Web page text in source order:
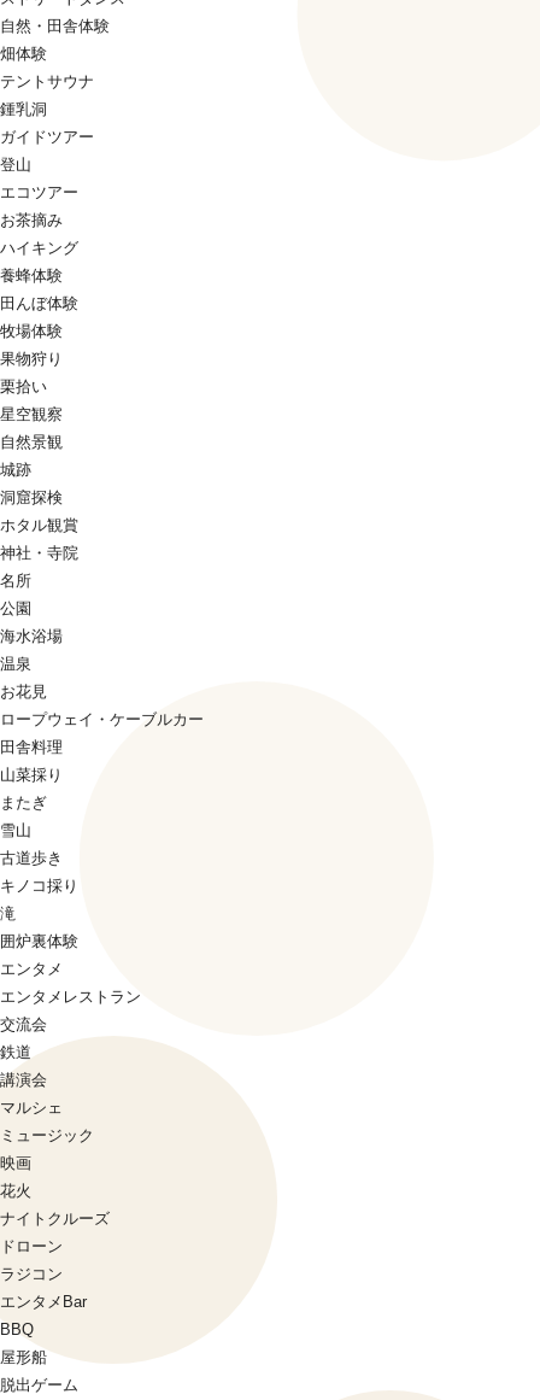
自然・田舎体験
畑体験
テントサウナ
鍾乳洞
ガイドツアー
登山
エコツアー
お茶摘み
ハイキング
養蜂体験
田んぼ体験
牧場体験
果物狩り
栗拾い
星空観察
自然景観
城跡
洞窟探検
ホタル観賞
神社・寺院
名所
公園
海水浴場
温泉
お花見
ロープウェイ・ケーブルカー
田舎料理
山菜採り
またぎ
雪山
古道歩き
キノコ採り
滝
囲炉裏体験
エンタメ
エンタメレストラン
交流会
鉄道
講演会
マルシェ
ミュージック
映画
花火
ナイトクルーズ
ドローン
ラジコン
エンタメBar
BBQ
屋形船
脱出ゲーム